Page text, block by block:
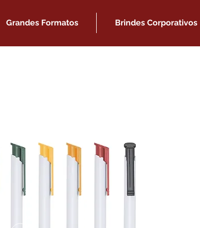
Grandes Formatos Brindes Corporativos